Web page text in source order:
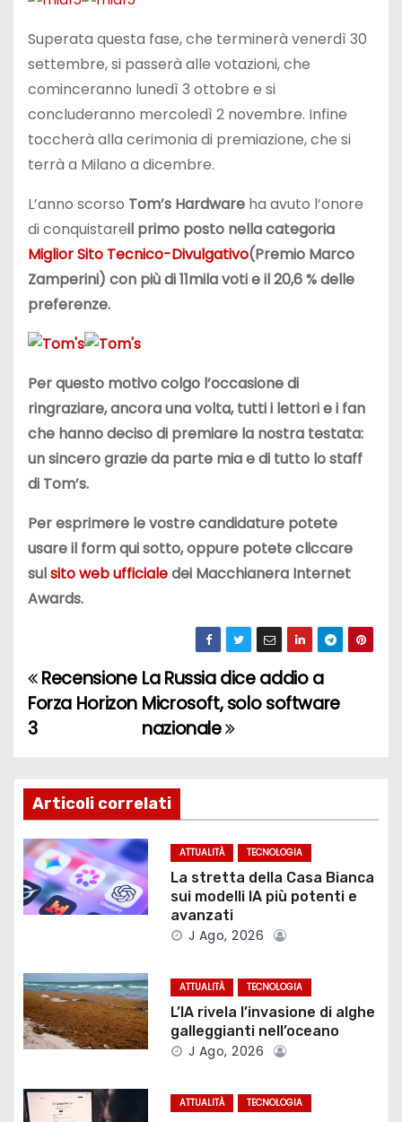
Superata questa fase, che terminerà venerdì 30
settembre, si passerà alle votazioni, che
cominceranno lunedì 3 ottobre e si
concluderanno mercoledì 2 novembre. Infine
toccherà alla cerimonia di premiazione, che si
terrà a Milano a dicembre.
L’anno scorso Tom’s Hardware ha avuto l’onore
di conquistareil primo posto nella categoria
Miglior Sito Tecnico-Divulgativo(Premio Marco
Zamperini) con più di 11mila voti e il 20,6 % delle
preferenze.
Per questo motivo colgo l’occasione di
ringraziare, ancora una volta, tutti i lettori e i fan
che hanno deciso di premiare la nostra testata:
un sincero grazie da parte mia e di tutto lo staff
di Tom’s.
Per esprimere le vostre candidature potete
usare il form qui sotto, oppure potete cliccare
sulsito web ufficialedei Macchianera Internet
Awards.
N
a
i
g
a
z
o
n
a
La Russia dice addio a
Microsoft, solo software
nazionale
Recensione
Forza Horizon
3
Articoli correlati
ATTUALITÀ TECNOLOGIA
La stretta della Casa Bianca
sui modelli IA più potenti e
avanzati
J Ago, 2026
ATTUALITÀ TECNOLOGIA
L’IA rivela l’invasione di alghe
galleggianti nell’oceano
J Ago, 2026
ATTUALITÀ TECNOLOGIA